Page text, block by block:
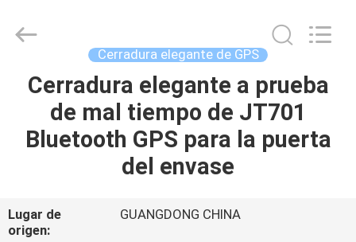
HOGAR
PRODUCTOS
SHOW
Technology
Reserved.
Cerradura elegante de GPS
Cerradura elegante a prueba
de mal tiempo de JT701
Bluetooth GPS para la puerta
del envase
Lugar de
origen:
GUANGDONG CHINA